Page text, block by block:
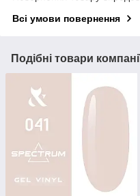
Всі умови повернення
Подібні товари